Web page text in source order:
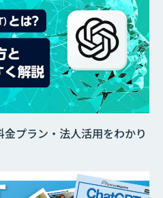
プラン・法人活用をわかり